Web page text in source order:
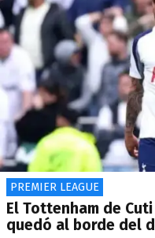
PREMIER LEAGUE
El Tottenham de
quedó al borde del